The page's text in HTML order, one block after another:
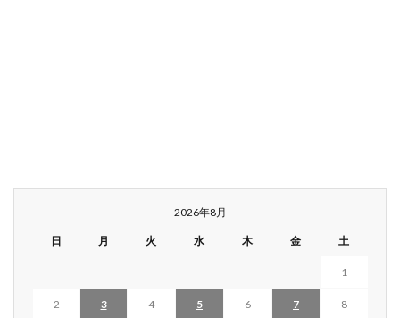
2026年8月
日 月 火 水 木 金 土
1
2 3 4 5 6 7 8